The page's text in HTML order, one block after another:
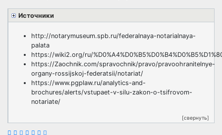
Источники
http://notarymuseum.spb.ru/federalnaya-notarialnaya-
palata
https://wiki2.org/ru/
https://Zaochnik.com/spravochnik/pravo/pravoohranitelnye-
organy-rossijskoj-federatsii/notariat/
https://www.pgplaw.ru/analytics-and-
brochures/alerts/vstupaet-v-silu-zakon-o-tsifrovom-
notariate/
[свернуть]